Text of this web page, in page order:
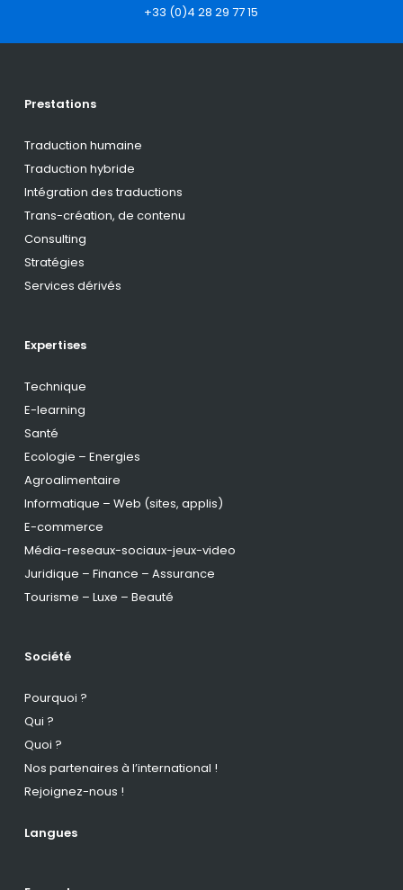
+33 (0)4 28 29 77 15
Prestations
Traduction humaine
Traduction hybride
Intégration des traductions
Trans-création, de contenu
Consulting
Stratégies
Services dérivés
Expertises
Technique
E-learning
Santé
Ecologie – Energies
Agroalimentaire
Informatique – Web (sites, applis)
E-commerce
Média-reseaux-sociaux-jeux-video
Juridique – Finance – Assurance
Tourisme – Luxe – Beauté
Société
Pourquoi ?
Qui ?
Quoi ?
Nos partenaires à l’international !
Rejoignez-nous !
Langues